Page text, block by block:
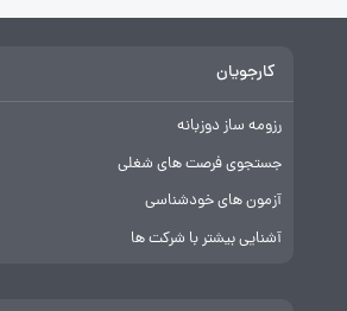
کارجویان
رزومه ساز دوزبانه
جستجوی فرصت های شغلی
آزمون های خودشناسی
آشنایی بیشتر با شرکت ها